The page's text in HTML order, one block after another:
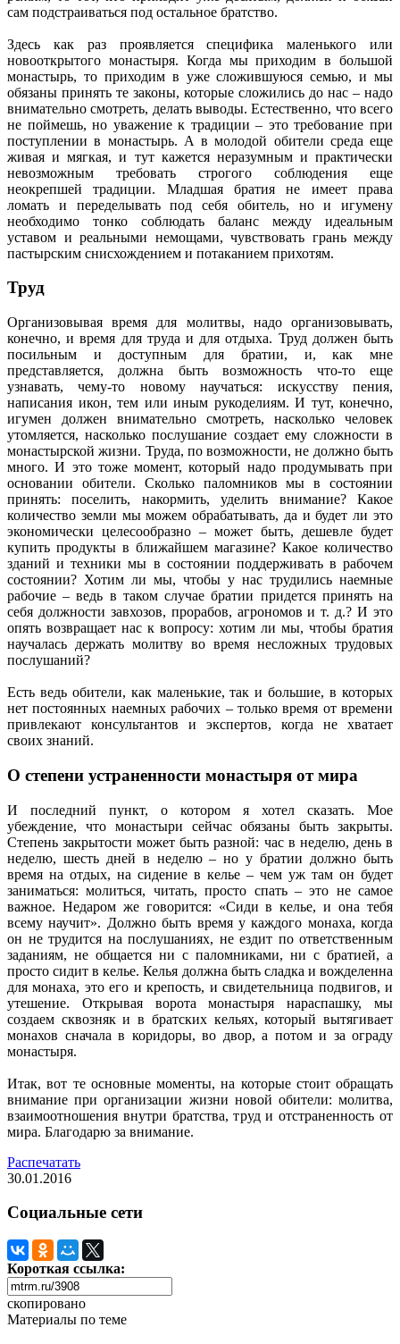
сам подстраиваться под остальное братство.
Здесь как раз проявляется специфика маленького или
новооткрытого монастыря. Когда мы приходим в большой
монастырь, то приходим в уже сложившуюся семью, и мы
обязаны принять те законы, которые сложились до нас – надо
внимательно смотреть, делать выводы. Естественно, что всего
не поймешь, но уважение к традиции – это требование при
поступлении в монастырь. А в молодой обители среда еще
живая и мягкая, и тут кажется неразумным и практически
невозможным требовать строгого соблюдения еще
неокрепшей традиции. Младшая братия не имеет права
ломать и переделывать под себя обитель, но и игумену
необходимо тонко соблюдать баланс между идеальным
уставом и реальными немощами, чувствовать грань между
пастырским снисхождением и потаканием прихотям.
Труд
Организовывая время для молитвы, надо организовывать,
конечно, и время для труда и для отдыха. Труд должен быть
посильным и доступным для братии, и, как мне
представляется, должна быть возможность что-то еще
узнавать, чему-то новому научаться: искусству пения,
написания икон, тем или иным рукоделиям. И тут, конечно,
игумен должен внимательно смотреть, насколько человек
утомляется, насколько послушание создает ему сложности в
монастырской жизни. Труда, по возможности, не должно быть
много. И это тоже момент, который надо продумывать при
основании обители. Сколько паломников мы в состоянии
принять: поселить, накормить, уделить внимание? Какое
количество земли мы можем обрабатывать, да и будет ли это
экономически целесообразно – может быть, дешевле будет
купить продукты в ближайшем магазине? Какое количество
зданий и техники мы в состоянии поддерживать в рабочем
состоянии? Хотим ли мы, чтобы у нас трудились наемные
рабочие – ведь в таком случае братии придется принять на
себя должности завхозов, прорабов, агрономов и т. д.? И это
опять возвращает нас к вопросу: хотим ли мы, чтобы братия
научалась держать молитву во время несложных трудовых
послушаний?
Есть ведь обители, как маленькие, так и большие, в которых
нет постоянных наемных рабочих – только время от времени
привлекают консультантов и экспертов, когда не хватает
своих знаний.
О степени устраненности монастыря от мира
И последний пункт, о котором я хотел сказать. Мое
убеждение, что монастыри сейчас обязаны быть закрыты.
Степень закрытости может быть разной: час в неделю, день в
неделю, шесть дней в неделю – но у братии должно быть
время на отдых, на сидение в келье – чем уж там он будет
заниматься: молиться, читать, просто спать – это не самое
важное. Недаром же говорится: «Сиди в келье, и она тебя
всему научит». Должно быть время у каждого монаха, когда
он не трудится на послушаниях, не ездит по ответственным
заданиям, не общается ни с паломниками, ни с братией, а
просто сидит в келье. Келья должна быть сладка и вожделенна
для монаха, это его и крепость, и свидетельница подвигов, и
утешение. Открывая ворота монастыря нараспашку, мы
создаем сквозняк и в братских кельях, который вытягивает
монахов сначала в коридоры, во двор, а потом и за ограду
монастыря.
Итак, вот те основные моменты, на которые стоит обращать
внимание при организации жизни новой обители: молитва,
взаимоотношения внутри братства, труд и отстраненность от
мира. Благодарю за внимание.
Распечатать
30.01.2016
Социальные сети
Короткая ссылка:
скопировано
Материалы по теме